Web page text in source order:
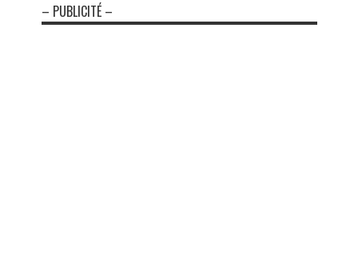
– PUBLICITÉ –